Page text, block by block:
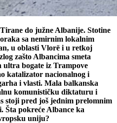
do južne Albanije. Stotine
sa nemirnim lokalnim
u oblasti Vlorë i u retkoj
zašto Albancima smeta
bogate iz Trampove
katalizator nacionalnog i
i vlasti. Mala balkanska
komunističku diktaturu i
stoji pred još jednim prelomnim
Šta pokreće Albance ka
uniju?